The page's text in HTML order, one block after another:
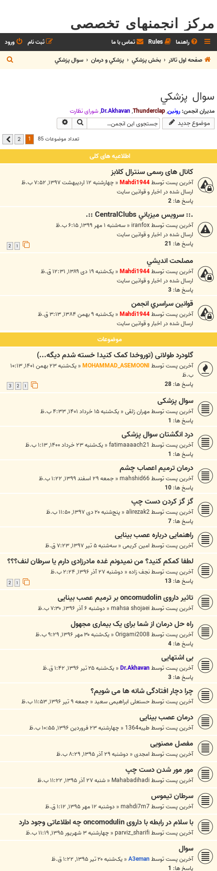
مرکز انجمنهای تخصصی
راهنما Rules تماس با ما ورود
ثبت نام
صفحه اول تالار
بخش پزشکي پزشكي و درمان سوال پزشکي
ج
س
سوال پزشکي
مدیران انجمن: رونین,
Thunderclap
,
Dr.Akhavan
,شوراي نظارت
موضوع جدید جستجو
تعداد موضوعات 85 2 بعدی
اطلاعیه های کلی
کانال های رسمی سنترال کلابز
آخرین پست توسطMahdi1944
« چهارشنبه ۱۲ اردیبهشت ۱۳۹۷, ۷:۵۲ ب.ظ
ارسال شده در اخبار و قوانين سايت
پاسخ ها: 2
.:: سرويس ميزباني CentralClubs ::.
آخرین پست توسطiranfox
« سه‌شنبه ۱ مهر ۱۳۹۹, ۶:۱۵ ب.ظ
ارسال شده در اخبار و قوانين سايت
پاسخ ها: 21
مصلحت انديشي
آخرین پست توسطMahdi1944
« یک‌شنبه ۱۹ دی ۱۳۸۹, ۱۲:۳۱ ق.ظ
ارسال شده در اخبار و قوانين سايت
پاسخ ها: 3
قوانين سراسري انجمن
آخرین پست توسطMahdi1944
« یک‌شنبه ۹ بهمن ۱۳۸۴, ۳:۱۳ ق.ظ
ارسال شده در اخبار و قوانين سايت
موضوعات
گلودرد طولانی (توروخدا کمک کنید! خسته شدم دیگه...)
آخرین پست توسطMOHAMMAD_ASEMOONI
«
یک‌شنبه ۲۳ بهمن ۱۴۰۱, ۱۰:۱۳
ب.ظ
پاسخ ها: 28
3
سوال پزشکی
آخرین پست توسطمهران زلقی« یک‌شنبه ۱۵ خرداد ۱۴۰۱, ۴:۳۳ ب.ظ
پاسخ ها: 1
درد انگشتان سوال پزشکی
آخرین پست توسطfatimaaaach21
« یک‌شنبه ۲۳ خرداد ۱۴۰۰, ۱:۱۳ ب.ظ
پاسخ ها: 1
درمان ترمیم اعصاب چشم
آخرین پست توسطmahshid66
« جمعه ۲۹ اسفند ۱۳۹۹, ۱:۲۲ ب.ظ
پاسخ ها: 10
گز گز کردن دست چپ
آخرین پست توسطalirezak2
« پنج‌شنبه ۲۰ دی ۱۳۹۷, ۱۱:۵۰ ب.ظ
پاسخ ها: 7
راهنمایی درباره عصب بینایی
آخرین پست توسطامین کریمی« سه‌شنبه ۵ تیر ۱۳۹۷, ۷:۲۳ ق.ظ
لطفا کمکم کنید؟ من نمیدونم غده مادرزادی دارم یا سرطان لنف؟؟؟
آخرین پست توسطنجف زاده« دوشنبه ۲۷ آذر ۱۳۹۶, ۲:۲۴ ب.ظ
پاسخ ها: 13
تاثیر داروی oncomudolin بر ترمیم عصب بینایی
آخرین پست توسطmahsa shojaei
« دوشنبه ۶ آذر ۱۳۹۶, ۷:۳۰ ب.ظ
راه حل درمان از شما برای یک بیماری مجهول
آخرین پست توسطOrigami2008
« یک‌شنبه ۳۰ مهر ۱۳۹۶, ۹:۲۹ ب.ظ
پاسخ ها: 4
بی اشتهایی
آخرین پست توسطDr.Akhavan
« یک‌شنبه ۲۵ تیر ۱۳۹۶, ۱:۴۲ ق.ظ
پاسخ ها: 3
چرا دچار افتادگی شانه ها می شویم؟
آخرین پست توسطحسنعلی ابراهیمی سعید« جمعه ۹ تیر ۱۳۹۶, ۱۱:۵۳ ب.ظ
درمان عصب بینایی
آخرین پست توسططیبه1364 « چهارشنبه ۲۳ فروردین ۱۳۹۶, ۱۰:۵۵ ب.ظ
مفصل مصنویی
آخرین پست توسطامجدی« دوشنبه ۲۹ آذر ۱۳۹۵, ۸:۲۹ ب.ظ
مور مور شدن دست چپ
آخرین پست توسطMahabadihadi
« شنبه ۲۷ آذر ۱۳۹۵, ۱۱:۲۲ ب.ظ
سرطان تیموس
آخرین پست توسطmahdi7m7
« دوشنبه ۱۲ مهر ۱۳۹۵, ۱:۱۲ ق.ظ
با سلام در رابطه با داروی oncomodulin چه اطلاعاتی وجود دارد
آخرین پست توسطparviz_sharifi
« چهارشنبه ۳ شهریور ۱۳۹۵, ۱۱:۱۹ ب.ظ
سوال
آخرین پست توسطA3eman
« یک‌شنبه ۲۰ تیر ۱۳۹۵, ۱:۲۲ ق.ظ
پاسخ ها: 1